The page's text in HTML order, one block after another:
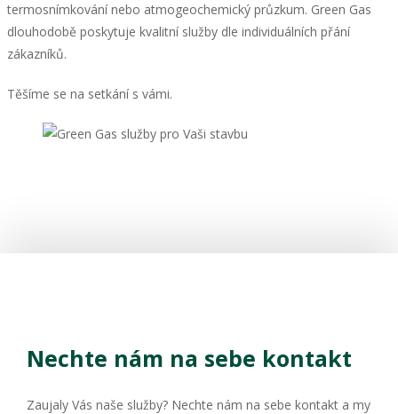
termosnímkování nebo atmogeochemický průzkum. Green Gas
dlouhodobě poskytuje kvalitní služby dle individuálních přání
zákazníků.
Těšíme se na setkání s vámi.
Nechte nám na sebe kontakt
Zaujaly Vás naše služby? Nechte nám na sebe kontakt a my